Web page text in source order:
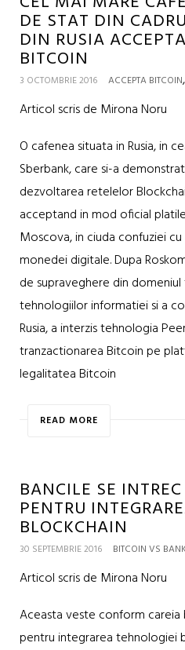
DE STAT DIN
DIN RUSIA
BITCOIN
3 OCTOMBRIE 2016 ACCEPTA BITCOIN,
Articol scris de Mirona Noru
O cafenea situata in Rusia, in
Sberbank, care si-a
dezvoltarea retelelor
acceptand in mod oficial
Moscova, in ciuda confuziei
monedei digitale. Dupa
de supraveghere din
tehnologiilor informatiei si a
Rusia, a interzis tehnologia
tranzactionarea Bitcoin pe
legalitatea Bitcoin
READ MORE
BANCILE SE
PENTRU
BLOCKCHAIN
30 SEPTEMBRIE 2016 BITCOIN VS
Articol scris de Mirona Noru
Aceasta veste conform careia
pentru integrarea tehnologiei